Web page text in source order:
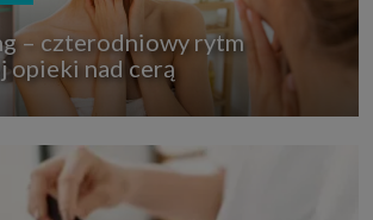
– czterodniowy rytm
opieki nad cerą